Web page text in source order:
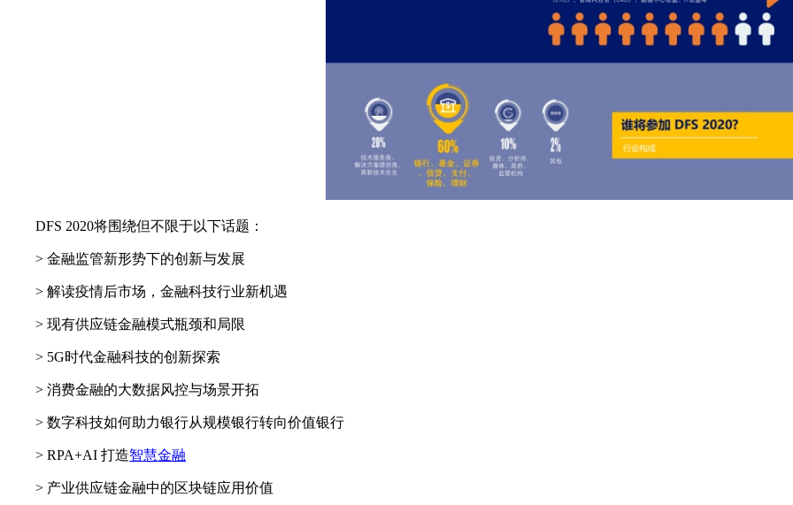
DFS 2020将围绕但不限于以下话题：
> 金融监管新形势下的创新与发展
> 解读疫情后市场，金融科技行业新机遇
> 现有供应链金融模式瓶颈和局限
> 5G时代金融科技的创新探索
> 消费金融的大数据风控与场景开拓
> 数字科技如何助力银行从规模银行转向价值银行
> RPA+AI 打造智慧金融
> 产业供应链金融中的区块链应用价值